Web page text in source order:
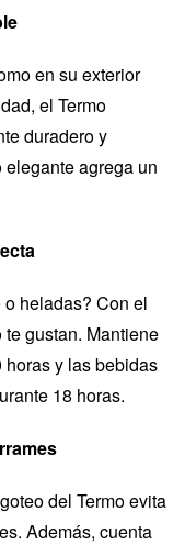
en su exterior
el Termo
duradero y
agrega un
heladas? Con el
gustan. Mantiene
y las bebidas
18 horas.
del Termo evita
Además, cuenta